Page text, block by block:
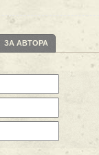
ЗА АВТОРА